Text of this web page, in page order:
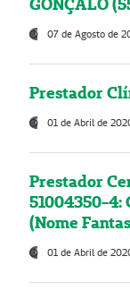
07 de Agosto de
Prestador
01 de Abril de
Prestador
51004350-4:
(Nome
01 de Abril de